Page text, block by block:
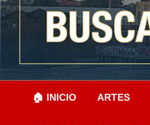
🏠 INICIO ARTES